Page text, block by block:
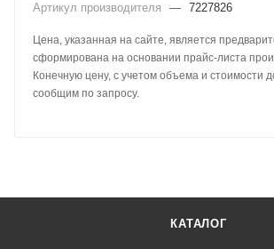
Артикул производителя
— 7227826
Цена, указанная на сайте, является
сформирована на основании прайс-листа
Конечную цену, с учетом объема и стоимости
сообщим по запросу.
КАТАЛОГ